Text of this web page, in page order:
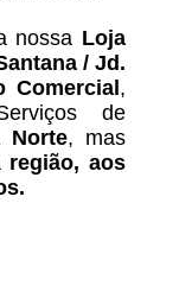
nossa Loja
/ Jd.
Comercial ,
de
Norte, mas
região, aos